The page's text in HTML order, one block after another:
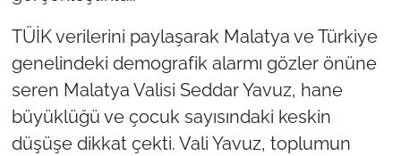
TÜİK verilerini paylaşarak Malatya ve Türkiye
genelindeki demografik alarmı gözler önüne
seren Malatya Valisi Seddar Yavuz, hane
büyüklüğü ve çocuk sayısındaki keskin
düşüşe dikkat çekti. Vali Yavuz, toplumun